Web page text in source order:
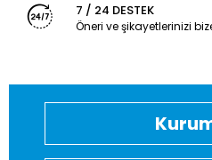
7 / 24 DESTEK
Öneri ve şikayetlerinizi